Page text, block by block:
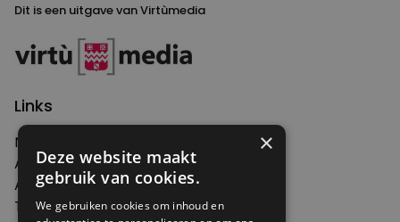
Dit is een uitgave van Virtùmedia
Links
Nieuws
Artikelen
Agenda
Thema's
×
Deze website maakt
gebruik van cookies.
We gebruiken cookies om inhoud en